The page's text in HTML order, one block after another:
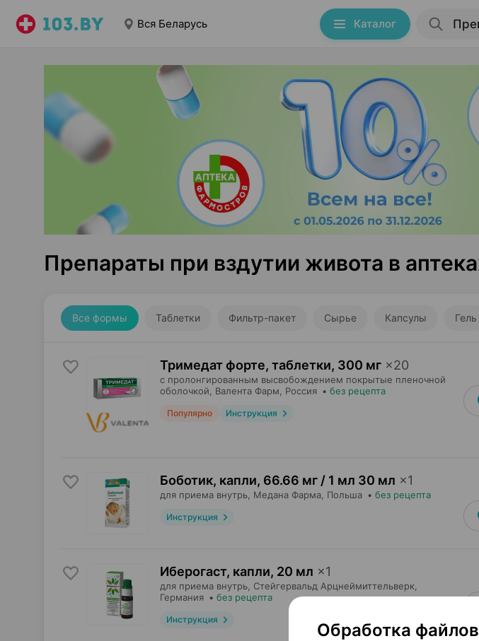
Вся Беларусь Каталог
Препараты при вздутии живота в
Все формы Таблетки Фильтр-пакет Сырье Капсулы Гель
Тримедат форте, таблетки, 300 мг ×20
с пролонгированным высвобождением покрытые пленочной
оболочкой,
Валента Фарм , Россия • без рецепта
Популярно Инструкция
Боботик, капли, 66.66 мг / 1 мл 30 мл ×1
для приема внутрь, Медана Фарма , Польша • без рецепта
Инструкция
Иберогаст, капли, 20 мл ×1
для приема внутрь, Стейгервальд Арцнеймиттельверк
Германия • без рецепта
Инструкция
Обработка